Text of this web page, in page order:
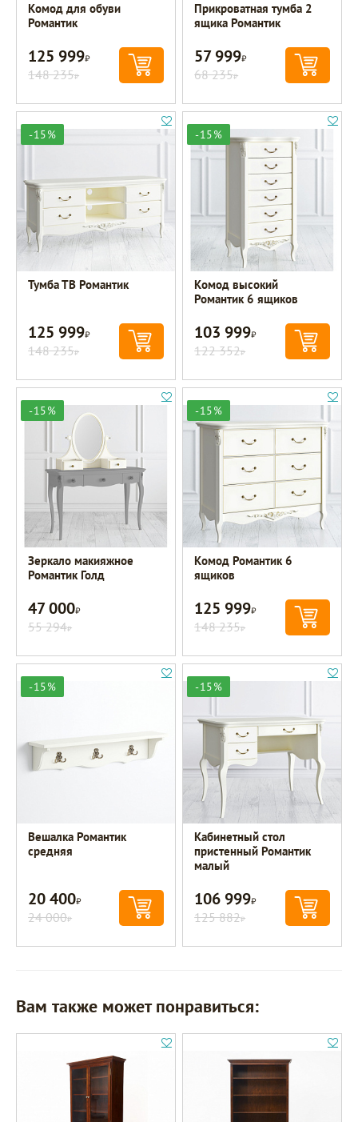
Комод для обуви
Романтик
125 999Р
148 235Р
Прикроватная тумба 2
ящика Романтик
57 999Р
68 235Р
-15%
Тумба ТВ Романтик
125 999Р
148 235Р
-15%
Комод высокий
Романтик 6 ящиков
103 999Р
122 352Р
-15%
Зеркало макияжное
Романтик Голд
47 000Р
55 294Р
-15%
Комод Романтик 6
ящиков
125 999Р
148 235Р
-15%
Вешалка Романтик
средняя
20 400Р
24 000Р
-15%
Кабинетный стол
пристенный Романтик
малый
106 999Р
125 882Р
Вам также может понравиться: